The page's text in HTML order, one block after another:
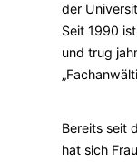
der
Seit 1990
und trug
Bereits seit
hat sich